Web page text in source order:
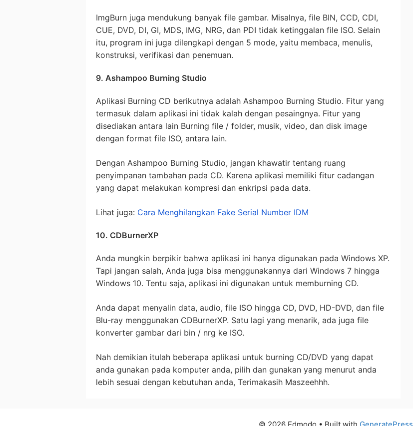
ImgBurn juga mendukung banyak file gambar. Misalnya, file BIN, CCD, CDI,
CUE, DVD, DI, GI, MDS, IMG, NRG, dan PDI tidak ketinggalan file ISO. Selain
itu, program ini juga dilengkapi dengan 5 mode, yaitu membaca, menulis,
konstruksi, verifikasi dan penemuan.
9. Ashampoo Burning Studio
Aplikasi Burning CD berikutnya adalah Ashampoo Burning Studio. Fitur yang
termasuk dalam aplikasi ini tidak kalah dengan pesaingnya. Fitur yang
disediakan antara lain Burning file / folder, musik, video, dan disk image
dengan format file ISO, antara lain.
Dengan Ashampoo Burning Studio, jangan khawatir tentang ruang
penyimpanan tambahan pada CD. Karena aplikasi memiliki fitur cadangan
yang dapat melakukan kompresi dan enkripsi pada data.
Lihat juga: Cara Menghilangkan Fake Serial Number IDM
10. CDBurnerXP
Anda mungkin berpikir bahwa aplikasi ini hanya digunakan pada Windows XP.
Tapi jangan salah, Anda juga bisa menggunakannya dari Windows 7 hingga
Windows 10. Tentu saja, aplikasi ini digunakan untuk memburning CD.
Anda dapat menyalin data, audio, file ISO hingga CD, DVD, HD-DVD, dan file
Blu-ray menggunakan CDBurnerXP. Satu lagi yang menarik, ada juga file
konverter gambar dari bin / nrg ke ISO.
Nah demikian itulah beberapa aplikasi untuk burning CD/DVD yang dapat
anda gunakan pada komputer anda, pilih dan gunakan yang menurut anda
lebih sesuai dengan kebutuhan anda, Terimakasih Maszeehhh.